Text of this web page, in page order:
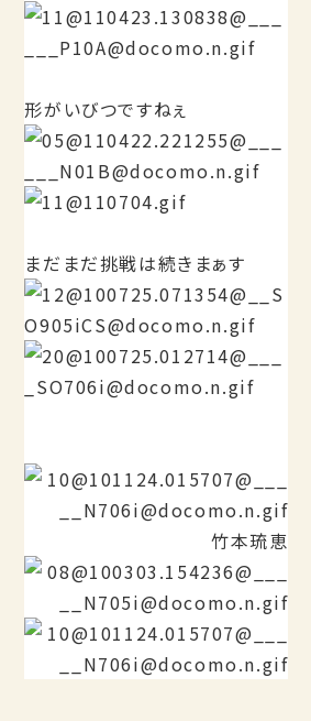
形がいびつですねぇ
まだまだ挑戦は続きまぁす
竹本琉恵